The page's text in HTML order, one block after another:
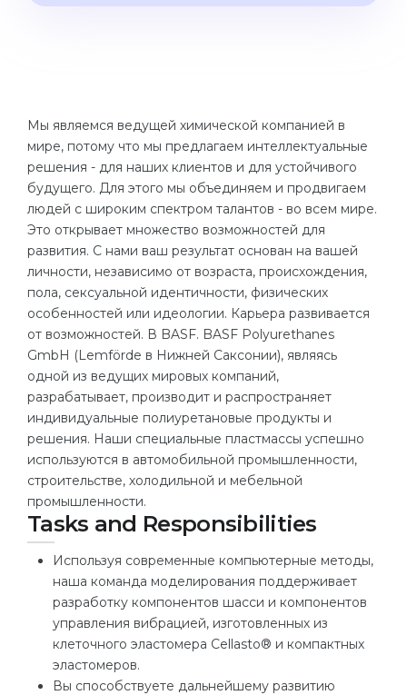
Cities
Sample Vacancies
CAREER GUIDANCE
Holland Test
Interest Map Test
RIASEC Test
Successat
100%
Our students successfully enroll in
CONSULTATION!
Physics
Management
Other Field
WE APPLY FROM...
Russia
Ukraine
Kazakhstan
Azerbaijan
Armenia
Belarus
Other Country
BOOK A CONSULTATION
Мы являемся ведущей химической компанией в
мире, потому что мы предлагаем интеллектуальные
решения - для наших клиентов и для устойчивого
будущего. Для этого мы объединяем и продвигаем
людей с широким спектром талантов - во всем мире.
Это открывает множество возможностей для
развития. С нами ваш результат основан на вашей
личности, независимо от возраста, происхождения,
пола, сексуальной идентичности, физических
особенностей или идеологии. Карьера развивается
от возможностей. В BASF. BASF Polyurethanes
GmbH (Lemförde в Нижней Саксонии), являясь
одной из ведущих мировых компаний,
разрабатывает, производит и распространяет
индивидуальные полиуретановые продукты и
решения. Наши специальные пластмассы успешно
используются в автомобильной промышленности,
строительстве, холодильной и мебельной
промышленности.
Tasks and Responsibilities
Используя современные компьютерные методы,
наша команда моделирования поддерживает
разработку компонентов шасси и компонентов
управления вибрацией, изготовленных из
клеточного эластомера Cellasto® и компактных
эластомеров.
Вы способствуете дальнейшему развитию